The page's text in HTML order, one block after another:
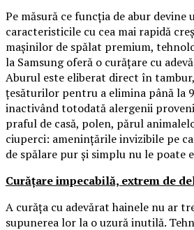
Pe măsură ce funcția de abur devine
caracteristicile cu cea mai rapidă
mașinilor de spălat premium,
la Samsung oferă o curățare cu
Aburul este eliberat direct în
țesăturilor pentru a elimina până la
inactivând totodată alergenii
praful de casă, polen, părul
ciuperci: amenințările invizibile pe
de spălare pur și simplu nu le poate
Curățare impecabilă, extrem de
A curăța cu adevărat hainele nu ar
supunerea lor la o uzură inutilă.